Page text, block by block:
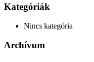
Kategóriák
Nincs kategória
Archívum